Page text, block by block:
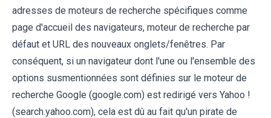
adresses de moteurs de recherche spécifiques comme
page d'accueil des navigateurs, moteur de recherche par
défaut et URL des nouveaux onglets/fenêtres. Par
conséquent, si un navigateur dont l'une ou l'ensemble des
options susmentionnées sont définies sur le moteur de
recherche Google (google.com) est redirigé vers Yahoo !
(search.yahoo.com), cela est dû au fait qu'un pirate de